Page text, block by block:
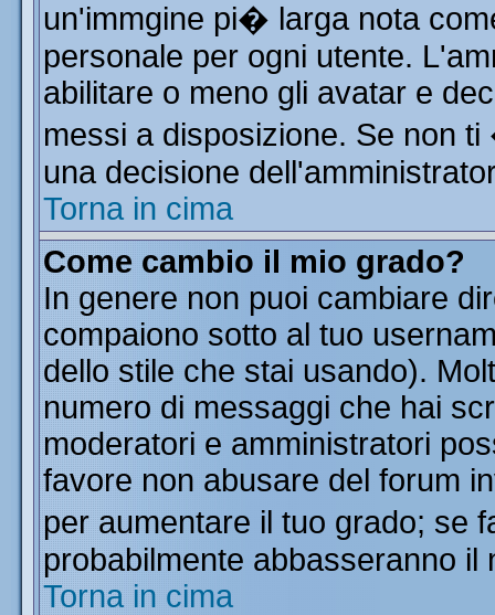
un'immgine pi� larga nota
personale per ogni utente.
abilitare o meno gli avatar e
messi a disposizione. Se non
una decisione
Torna in cima
Come cambio il mio grado?
In genere non puoi cambiare
compaiono sotto al tuo
dello stile che stai usando).
numero di messaggi che hai
moderatori e amministratori
favore non abusare del forum
per aumentare il tuo grado; se
probabilmente abbasseranno il
Torna in cima